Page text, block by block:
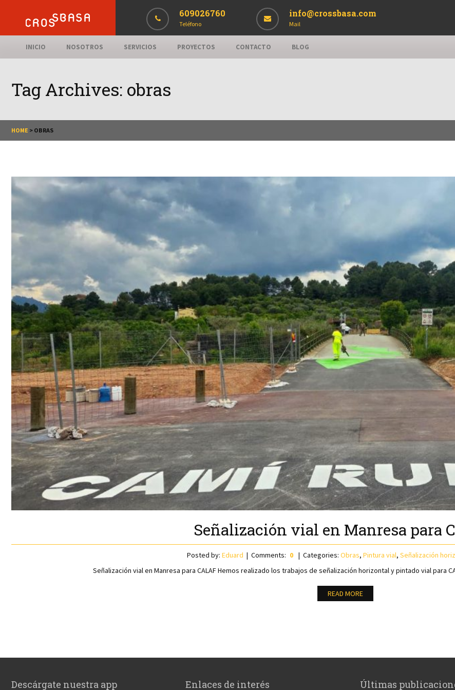
609026760
Teléfono
info@crossbasa.com
Mail
INICIO NOSOTROS SERVICIOS PROYECTOS CONTACTO BLOG
Tag Archives: obras
HOME > OBRAS
Señalización vial en Manresa para
Posted by: Eduard Comments: 0 Categories: Obras, Pintura vial, Señalización
Señalización vial en Manresa para CALAF Hemos realizado los trabajos de señalización horizontal y pintado vial para
READ MORE
Descárgate nuestra app Enlaces de interés Últimas